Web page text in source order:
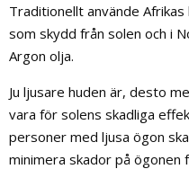
Traditionellt använde
som skydd från solen och i
Argon olja.
Ju ljusare huden är, desto
vara för solens skadliga
personer med ljusa ögon
minimera skador på ögonen